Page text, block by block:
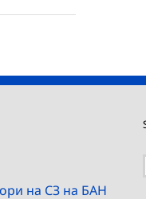
на СЗ на БАН